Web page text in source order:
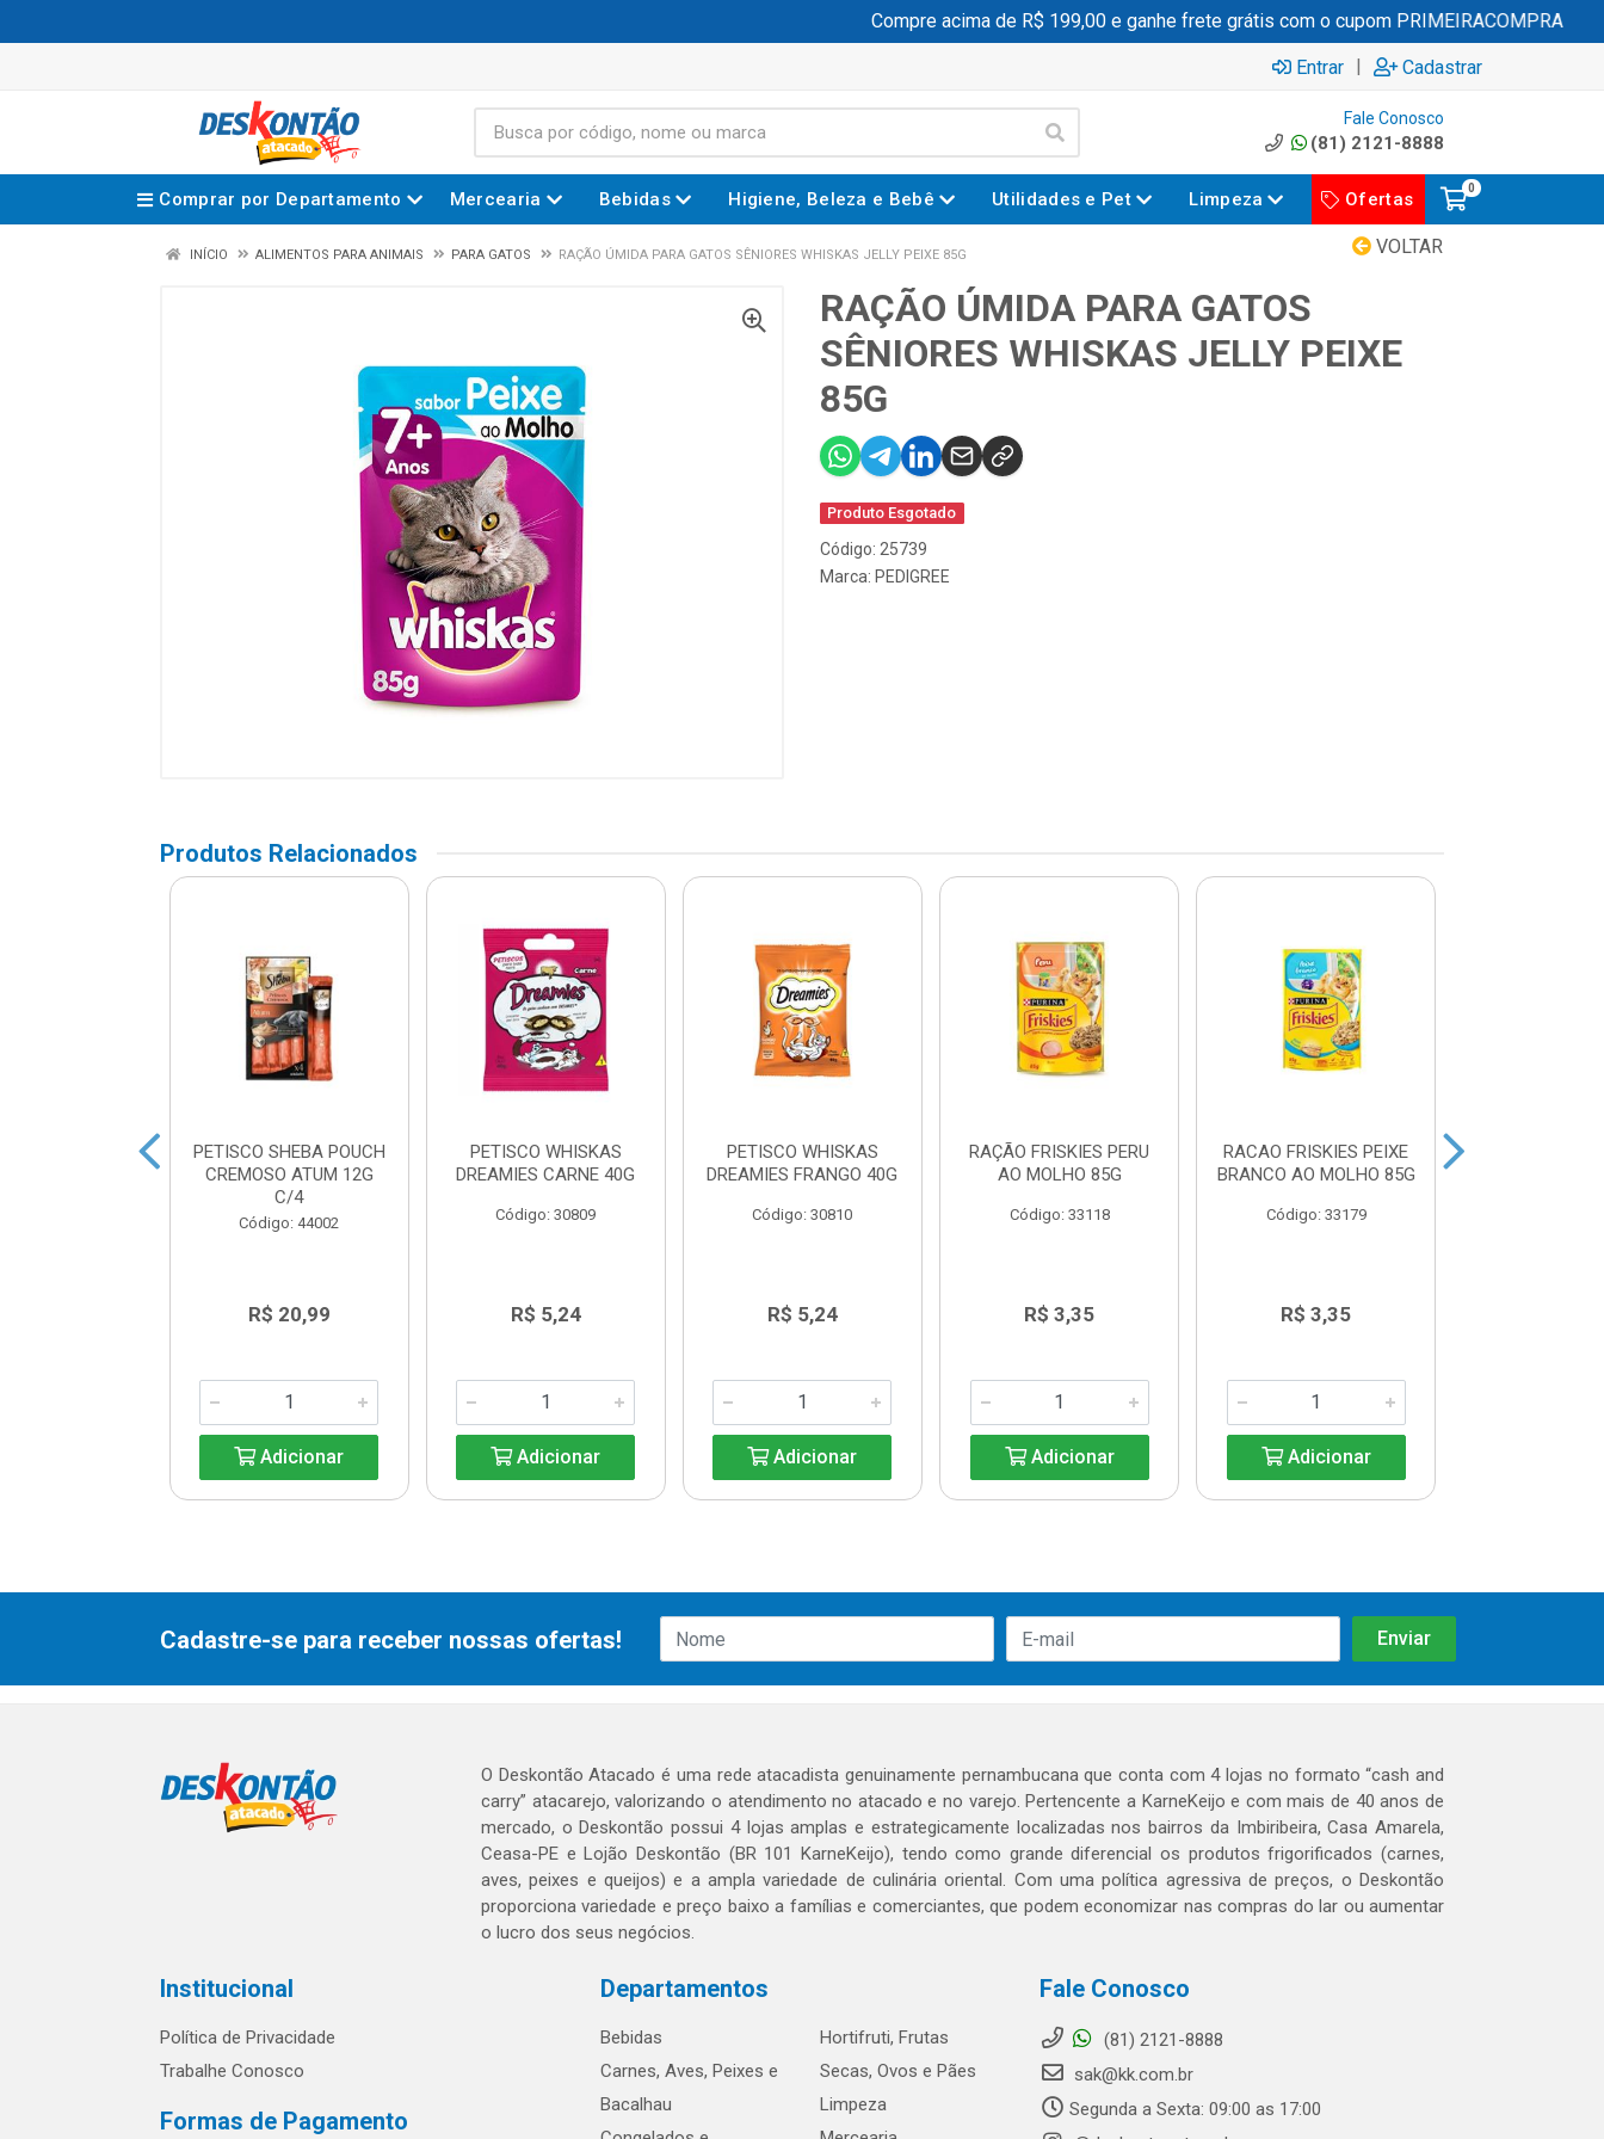
Compre acima de R$ 199,00 e ganhe frete grátis com o cupom PRIMEIRACOMPRA
Entrar | Cadastrar
Fale Conosco
(81) 2121-8888
Comprar por Departamento Mercearia Bebidas Higiene, Beleza e Bebê Utilidades e Pet Limpeza Ofertas
0
VOLTAR
INÍCIO ALIMENTOS PARA ANIMAIS PARA GATOS RAÇÃO ÚMIDA PARA GATOS SÊNIORES WHISKAS JELLY PEIXE 85G
RAÇÃO ÚMIDA PARA GATOS
SÊNIORES WHISKAS JELLY PEIXE
85G
Produto Esgotado
Código: 25739
Marca: PEDIGREE
Produtos Relacionados
PETISCO SHEBA POUCH
CREMOSO ATUM 12G
C/4
Código: 44002
R$ 20,99
Adicionar
PETISCO WHISKAS
DREAMIES CARNE 40G
Código: 30809
R$ 5,24
Adicionar
PETISCO WHISKAS
DREAMIES FRANGO 40G
Código: 30810
R$ 5,24
Adicionar
RAÇÃO FRISKIES PERU
AO MOLHO 85G
Código: 33118
R$ 3,35
Adicionar
RACAO FRISKIES PEIXE
BRANCO AO MOLHO 85G
Código: 33179
R$ 3,35
Adicionar
Cadastre-se para receber nossas ofertas!
O Deskontão Atacado é uma rede atacadista genuinamente pernambucana que conta com 4 lojas no formato “cash and
carry” atacarejo, valorizando o atendimento no atacado e no varejo. Pertencente a KarneKeijo e com mais de 40 anos de
mercado, o Deskontão possui 4 lojas amplas e estrategicamente localizadas nos bairros da Imbiribeira, Casa Amarela,
Ceasa-PE e Lojão Deskontão (BR 101 KarneKeijo), tendo como grande diferencial os produtos frigorificados (carnes,
aves, peixes e queijos) e a ampla variedade de culinária oriental. Com uma política agressiva de preços, o Deskontão
proporciona variedade e preço baixo a famílias e comerciantes, que podem economizar nas compras do lar ou aumentar
o lucro dos seus negócios.
Institucional
Política de Privacidade
Trabalhe Conosco
Formas de Pagamento
Departamentos
Bebidas
Carnes, Aves, Peixes e
Bacalhau
Hortifruti, Frutas
Secas, Ovos e Pães
Limpeza
Fale Conosco
(81) 2121-8888
sak@kk.com.br
Segunda a Sexta: 09:00 as 17:00